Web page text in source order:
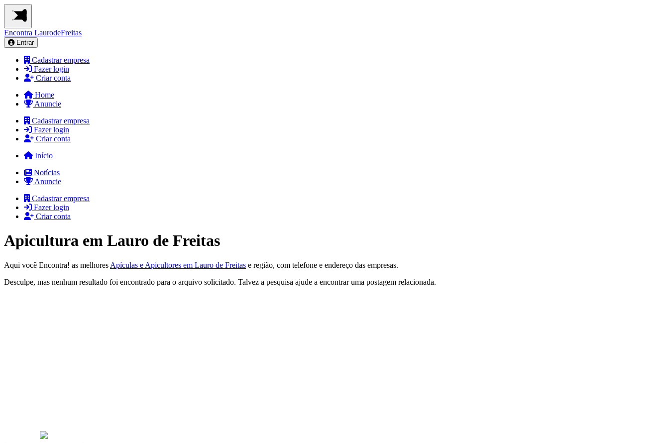
Encontra LaurodeFreitas
Entrar
Cadastrar empresa
Fazer login
Criar conta
Home
Anuncie
Cadastrar empresa
Fazer login
Criar conta
Início
Notícias
Anuncie
Cadastrar empresa
Fazer login
Criar conta
Apicultura em Lauro de Freitas
Aqui você Encontra! as melhores Apículas e Apicultores em Lauro de Freitas e região, com telefone e endereço das empresas.
Desculpe, mas nenhum resultado foi encontrado para o arquivo solicitado. Talvez a pesquisa ajude a encontrar uma postagem relacionada.